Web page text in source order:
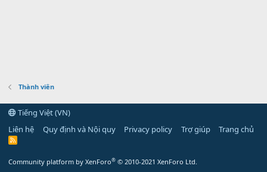
Thành viên
Tiếng Việt (VN)
Liên hệ
Quy định và Nội quy Privacy policy Trợ giúp Trang chủ
R
Community platform by XenForo® © 2010-2021 XenForo Ltd.